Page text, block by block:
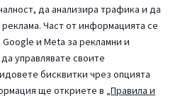
да анализира трафика и да
Част от информацията се
и Meta за рекламни и
управлявате своите
бисквитки чрез опцията
ще откриете в „Правила и
за достъпност
Част от: